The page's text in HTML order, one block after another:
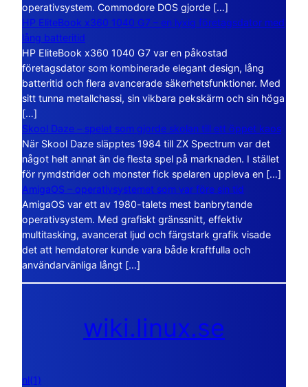
operativsystem. Commodore DOS gjorde […]
HP EliteBook x360 1040 G7 – en lyxig företagsdator med
lång batteritid
HP EliteBook x360 1040 G7 var en påkostad
företagsdator som kombinerade elegant design, lång
batteritid och flera avancerade säkerhetsfunktioner. Med
sitt tunna metallchassi, sin vikbara pekskärm och sin höga
[…]
Skool Daze – spelet som gjorde skolan till ett öppet kaos
När Skool Daze släpptes 1984 till ZX Spectrum var det
något helt annat än de flesta spel på marknaden. I stället
för rymdstrider och monster fick spelaren uppleva en […]
AmigaOS – operativsystemet som var före sin tid
AmigaOS var ett av 1980-talets mest banbrytande
operativsystem. Med grafiskt gränssnitt, effektiv
multitasking, avancerat ljud och färgstark grafik visade
det att hemdatorer kunde vara både kraftfulla och
användarvänliga långt […]
wiki.linux.se
nl(1)